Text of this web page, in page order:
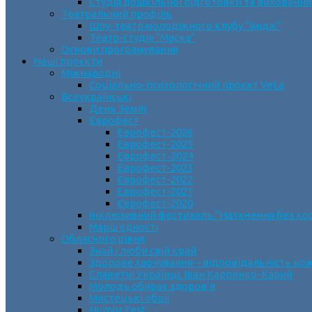
Театральний профіль
Шоу-театр молодіжного клубу “Імідж”
Театр-студія “Маска”
Основи програмування
Наші проєкти
Міжнародні
Соціально-психологічний проєкт VeLa
Всеукраїнські
День Землі
Єврофест
Єврофест-2026
Єврофест-2025
Єврофест-2024
Єврофест-2023
Єврофест-2022
Єврофест-2021
Єврофест-2020
Інклюзивний фестиваль “Натхнення без
Марш єдності
Обласного рівня
Знай і люби свій край
Здорове харчування – відповідальність
Славетні Українці. Іван Карпенко-Карий
Молодь обирає здоров’я
Мистецькі обрії
Humor Fest